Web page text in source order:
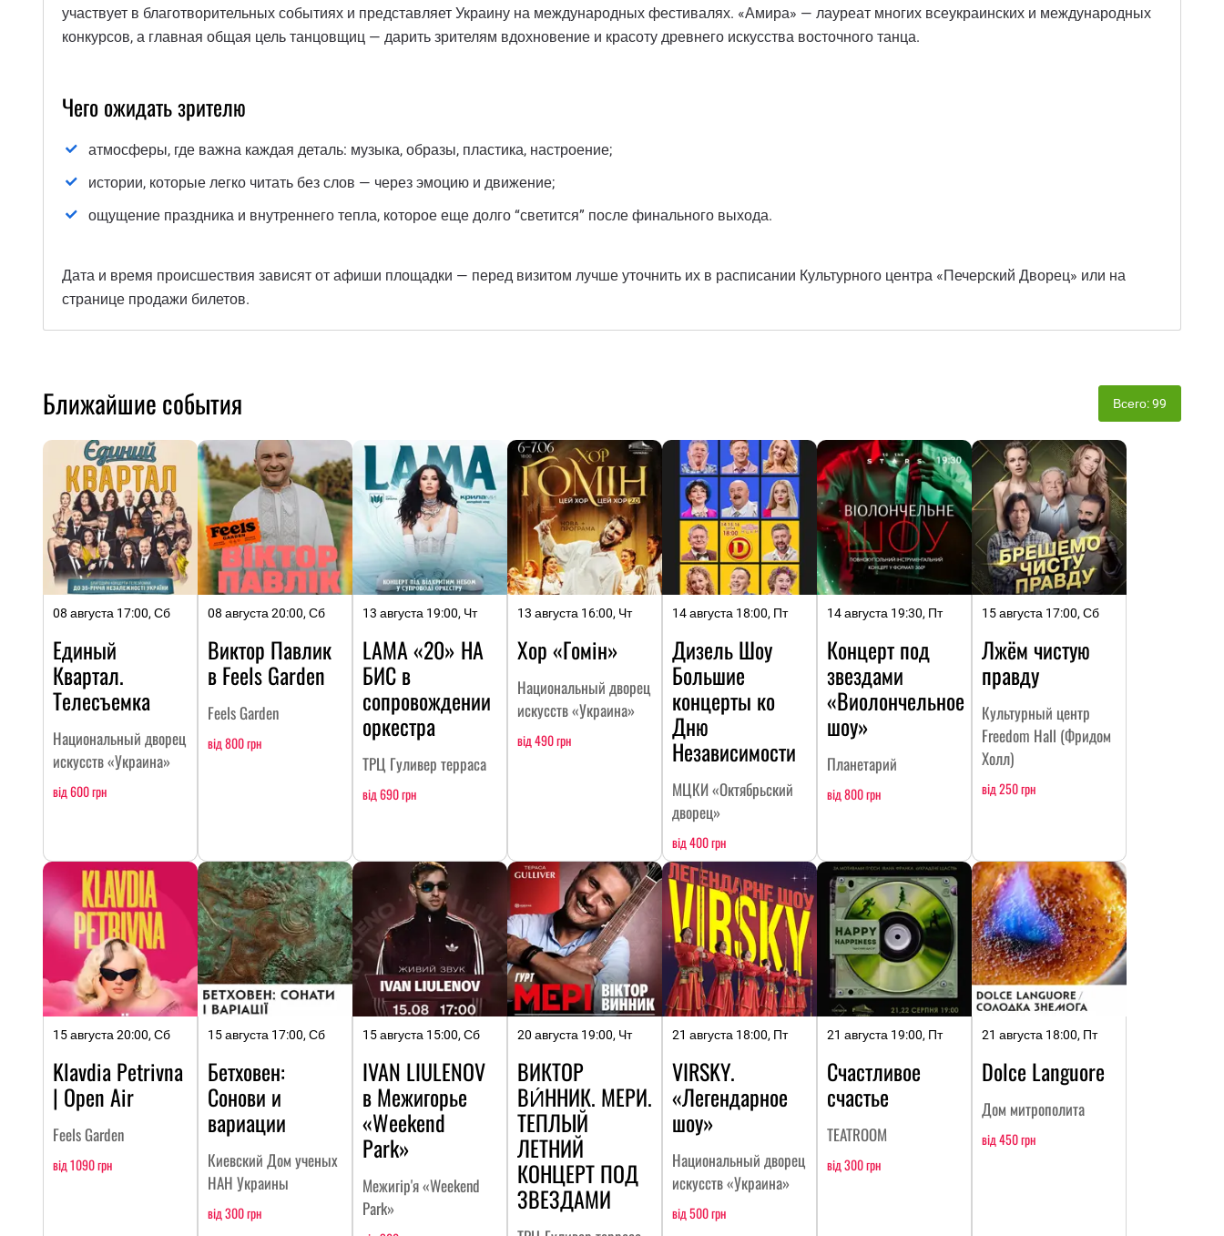
участвует в благотворительных событиях и представляет Украину на международных фестивалях. «Амира» — лауреат многих всеукраинских и международных
конкурсов, а главная общая цель танцовщиц — дарить зрителям вдохновение и красоту древнего искусства восточного танца.
Чего ожидать зрителю
атмосферы, где важна каждая деталь: музыка, образы, пластика, настроение;
истории, которые легко читать без слов — через эмоцию и движение;
ощущение праздника и внутреннего тепла, которое еще долго “светится” после финального выхода.
Дата и время происшествия зависят от афиши площадки — перед визитом лучше уточнить их в расписании Культурного центра «Печерский Дворец» или на
странице продажи билетов.
Ближайшие события Всего: 99
08 августа 17:00, Сб
Единый
Квартал.
Телесъемка
Национальный дворец
искусств «Украина»
від 600 грн
08 августа 20:00, Сб
Виктор Павлик
в Feels Garden
Feels Garden
від 800 грн
13 августа 19:00, Чт
LAMA «20» НА
БИC в
сопровождении
оркестра
ТРЦ Гуливер терраса
від 690 грн
13 августа 16:00, Чт
Хор «Гомін»
Национальный дворец
искусств «Украина»
від 490 грн
14 августа 18:00, Пт
Дизель Шоу
Большие
концерты ко
Дню
Независимости
МЦКИ «Октябрьский
дворец»
від 400 грн
14 августа 19:30, Пт
Концерт под
звездами
«Виолончельное
шоу»
Планетарий
від 800 грн
15 августа 17:00, Сб
Лжём чистую
правду
Культурный центр
Freedom Hall (Фридом
Холл)
від 250 грн
15 августа 20:00, Сб
Klavdia Petrivna
| Open Air
Feels Garden
від 1090 грн
15 августа 17:00, Сб
Бетховен:
Сонови и
вариации
Киевский Дом ученых
НАН Украины
від 300 грн
15 августа 15:00, Сб
IVAN LIULENOV
в Межигорье
«Weekend
Park»
Межигір'я «Weekend
Park»
20 августа 19:00, Чт
ВИКТОР
ВИ́ННИК. МЕРИ.
ТЕПЛЫЙ
ЛЕТНИЙ
КОНЦЕРТ ПОД
ЗВЕЗДАМИ
21 августа 18:00, Пт
VIRSKY.
«Легендарное
шоу»
Национальный дворец
искусств «Украина»
від 500 грн
21 августа 19:00, Пт
Счастливое
счастье
TEATROOM
від 300 грн
21 августа 18:00, Пт
Dolce Languore
Дом митрополита
від 450 грн